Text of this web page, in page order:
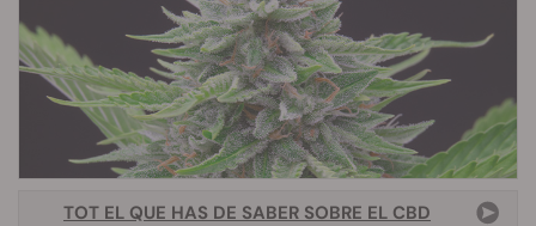
TOT EL QUE HAS DE SABER SOBRE EL CBD